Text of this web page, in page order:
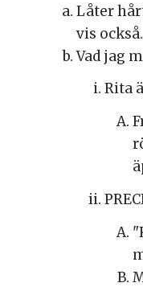
Låter
vis också.
Vad jag
Rita